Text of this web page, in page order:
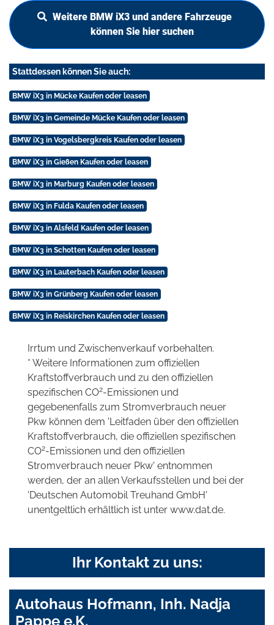
Weitere BMW iX3 und andere Fahrzeuge
können Sie hier suchen
Stattdessen können Sie auch:
BMW iX3 in Mücke Kaufen oder leasen
BMW iX3 in Gemeinde Mücke Kaufen oder leasen
BMW iX3 in Vogelsbergkreis Kaufen oder leasen
BMW iX3 in Gießen Kaufen oder leasen
BMW iX3 in Marburg Kaufen oder leasen
BMW iX3 in Fulda Kaufen oder leasen
BMW iX3 in Alsfeld Kaufen oder leasen
BMW iX3 in Schotten Kaufen oder leasen
BMW iX3 in Lauterbach Kaufen oder leasen
BMW iX3 in Grünberg Kaufen oder leasen
BMW iX3 in Reiskirchen Kaufen oder leasen
Irrtum und Zwischenverkauf vorbehalten.
* Weitere Informationen zum offiziellen
Kraftstoffverbrauch und zu den offiziellen
spezifischen CO2-Emissionen und
gegebenenfalls zum Stromverbrauch neuer
Pkw können dem 'Leitfaden über den offiziellen
Kraftstoffverbrauch, die offiziellen spezifischen
CO2-Emissionen und den offiziellen
Stromverbrauch neuer Pkw' entnommen
werden, der an allen Verkaufsstellen und bei der
'Deutschen Automobil Treuhand GmbH'
unentgeltlich erhältlich ist unter www.dat.de.
Ihr Kontakt zu uns:
Autohaus Hofmann, Inh. Nadja
Pappe e.K.